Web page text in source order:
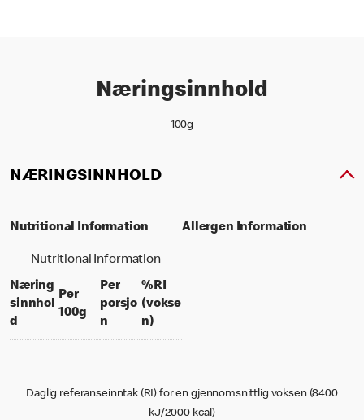
Næringsinnhold
100g
NÆRINGSINNHOLD
Nutritional Information
Nutritional Information
Næring
sinnhol
d
Per
100gper 100 grams
Per
porsjo
nper portion
%RI
(vokse
n)% daily value for an adult
Allergen Information
Daglig referanseinntak (RI) for en gjennomsnittlig voksen (8400
kJ/2000 kcal)